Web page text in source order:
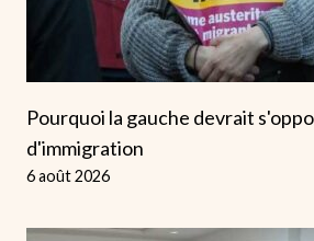
Pourquoi la gauche devrait
d'immigration
6 août 2026